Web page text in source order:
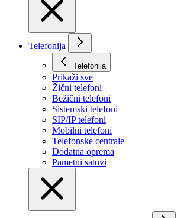
Telefonija
Telefonija
Prikaži svе
Žični telefoni
Bežični telefoni
Sistemski telefoni
SIP/IP telefoni
Mobilni telefoni
Telefonske centrale
Dodatna oprema
Pametni satovi